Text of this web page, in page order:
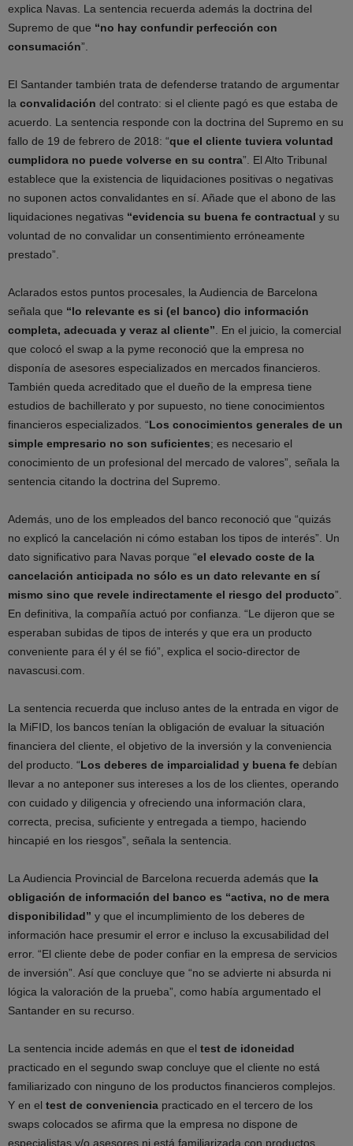
explica Navas. La sentencia recuerda además la doctrina del
Supremo de que “no hay confundir perfección con
consumación”.
El Santander también trata de defenderse tratando de argumentar
la convalidación del contrato: si el cliente pagó es que estaba de
acuerdo. La sentencia responde con la doctrina del Supremo en su
fallo de 19 de febrero de 2018: “que el cliente tuviera voluntad
cumplidora no puede volverse en su contra”. El Alto Tribunal
establece que la existencia de liquidaciones positivas o negativas
no suponen actos convalidantes en sí. Añade que el abono de las
liquidaciones negativas “evidencia su buena fe contractual y su
voluntad de no convalidar un consentimiento erróneamente
prestado”.
Aclarados estos puntos procesales, la Audiencia de Barcelona
señala que “lo relevante es si (el banco) dio información
completa, adecuada y veraz al cliente” . En el juicio, la comercial
que colocó el swap a la pyme reconoció que la empresa no
disponía de asesores especializados en mercados financieros.
También queda acreditado que el dueño de la empresa tiene
estudios de bachillerato y por supuesto, no tiene conocimientos
financieros especializados. “Los conocimientos generales de un
simple empresario no son suficientes; es necesario el
conocimiento de un profesional del mercado de valores”, señala la
sentencia citando la doctrina del Supremo.
Además, uno de los empleados del banco reconoció que “quizás
no explicó la cancelación ni cómo estaban los tipos de interés”. Un
dato significativo para Navas porque “el elevado coste de la
cancelación anticipada no sólo es un dato relevante en sí
mismo sino que revele indirectamente el riesgo del producto”.
En definitiva, la compañía actuó por confianza. “Le dijeron que se
esperaban subidas de tipos de interés y que era un producto
conveniente para él y él se fió”, explica el socio-director de
navascusi.com.
La sentencia recuerda que incluso antes de la entrada en vigor de
la MiFID, los bancos tenían la obligación de evaluar la situación
financiera del cliente, el objetivo de la inversión y la conveniencia
del producto. “Los deberes de imparcialidad y buena fe debían
llevar a no anteponer sus intereses a los de los clientes, operando
con cuidado y diligencia y ofreciendo una información clara,
correcta, precisa, suficiente y entregada a tiempo, haciendo
hincapié en los riesgos”, señala la sentencia.
La Audiencia Provincial de Barcelona recuerda además que la
obligación de información del banco es “activa, no de mera
disponibilidad” y que el incumplimiento de los deberes de
información hace presumir el error e incluso la excusabilidad del
error. “El cliente debe de poder confiar en la empresa de servicios
de inversión”. Así que concluye que “no se advierte ni absurda ni
lógica la valoración de la prueba”, como había argumentado el
Santander en su recurso.
La sentencia incide además en que el test de idoneidad
practicado en el segundo swap concluye que el cliente no está
familiarizado con ninguno de los productos financieros complejos.
Y en el test de conveniencia practicado en el tercero de los
swaps colocados se afirma que la empresa no dispone de
especialistas y/o asesores ni está familiarizada con productos